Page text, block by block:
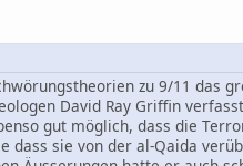
zu 9/11 das
David Ray Griffin
gut möglich, dass die
dass sie von der al-Qaida